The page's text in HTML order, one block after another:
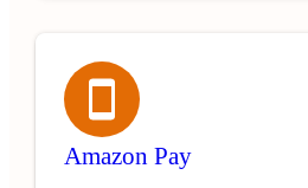
Amazon Pay